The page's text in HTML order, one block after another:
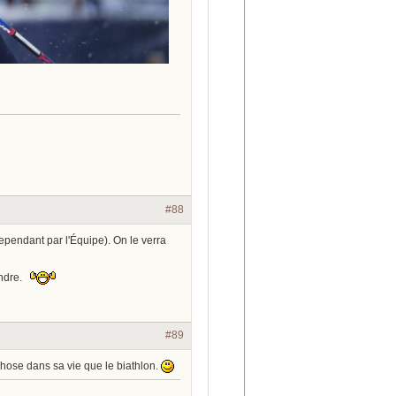
#88
par l'Équipe). On le verra
#89
dans sa vie que le biathlon.